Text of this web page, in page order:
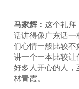
马家辉： 这个礼拜
话讲得像广东话一
们心情一般比较不
讲一个一本比较让
好多人开心的人，
林青霞。